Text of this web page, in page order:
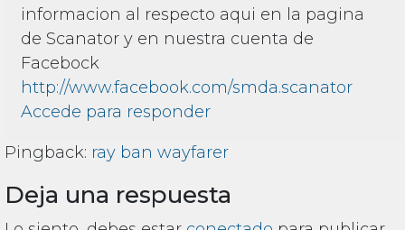
informacion al respecto aqui en la pagina
de Scanator y en nuestra cuenta de
Facebock
http://www.facebook.com/smda.scanator
Accede para responder
Pingback: ray ban wayfarer
Deja una respuesta